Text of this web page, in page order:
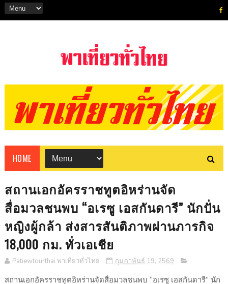
HOME
สถานเอกอัครราชทูตอิหร่านจัด
สื่อมวลชนพบ “อเรซู เอสกันดารี” นักปั่น
หญิงผู้กล้า ส่งสารสันติภาพผ่านภารกิจ
18,000 กม. ทั่วเอเชีย
Patiewtourthai พาเที่ยวทั่วไทย กุมภาพันธ์ 19, 2569
สถานเอกอัครราชทูตอิหร่านจัดสื่อมวลชนพบ “อเรซู เอสกันดารี” นัก